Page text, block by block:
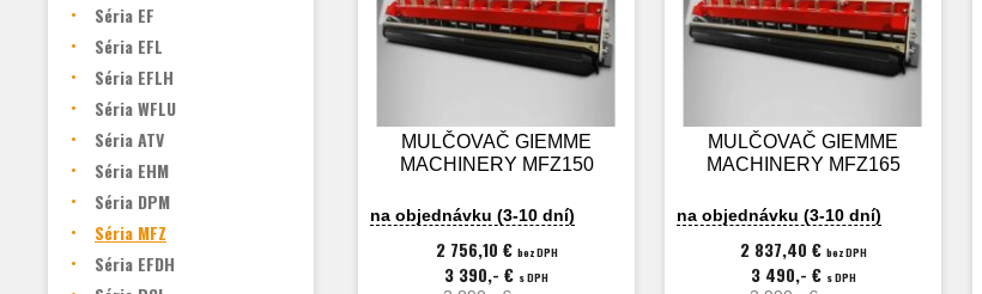
Séria EF
Séria EFL
Séria EFLH
Séria WFLU
Séria ATV
Séria EHM
Séria DPM
Séria MFZ
Séria EFDH
MULČOVAČ GIEMME
MACHINERY MFZ150
na objednávku (3-10 dní)
2 756,10 € bez DPH
3 390,- € s DPH
MULČOVAČ GIEMME
MACHINERY MFZ165
na objednávku (3-10 dní)
2 837,40 € bez DPH
3 490,- € s DPH